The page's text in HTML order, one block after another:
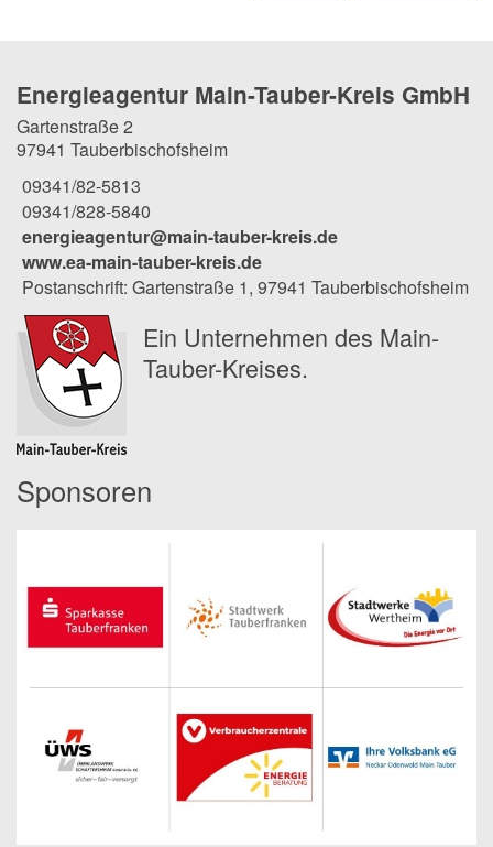
Energieagentur Main-Tauber-Kreis GmbH
Gartenstraße 2
97941 Tauberbischofsheim
09341/82-5813
09341/828-5840
energieagentur@main-tauber-kreis.de
www.ea-main-tauber-kreis.de
Postanschrift: Gartenstraße 1, 97941 Tauberbischofsheim
Ein Unternehmen des Main-
Tauber-Kreises.
Sponsoren